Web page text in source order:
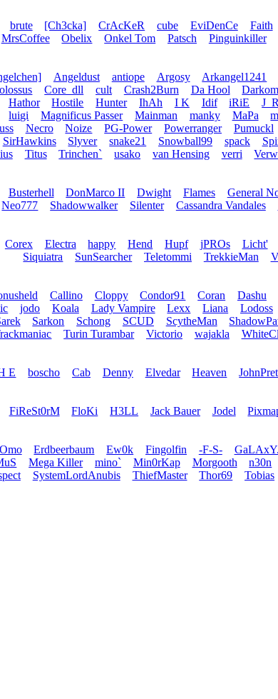
brute [Ch3cka] CrAcKeR cube EviDenCe Faith
MrsCoffee Obelix Onkel Tom Patsch Pinguinkiller
Angeldust antiope Argosy Arkangel1241
Core_dll cult Crash2Burn Da Hool
Hathor Hostile Hunter IhAh I K Idif iRiE
luigi Magnificus Passer Mainman manky MaPa
Necro Noize PG-Power Powerranger Pumuckl
SirHawkins Slyver snake21 Snowball99 spack
Titus Trinchen` usako van Hensing verri
Busterhell DonMarco II Dwight Flames General
Neo777
Shadowwalker Silenter Cassandra Vandales
Corex Electra happy Hend Hupf jPROs Licht'
Siquiatra
SunSearcher Teletommi TrekkieMan
Callino Cloppy Condor91 Coran Dashu
jodo Koala Lady Vampire Lexx Liana Lodoss
Sarkon Schong SCUD ScytheMan
Turin Turambar Victorio wajakla
E boscho Cab Denny Elvedar Heaven
FiReSt0rM FloKi H3LL Jack Bauer Jodel
Erdbeerbaum Ew0k Fingolfin -F-S- GaLAxY.
Mega Killer mino` Min0rKap Morgooth n30n
SystemLordAnubis ThiefMaster Thor69 Tobias